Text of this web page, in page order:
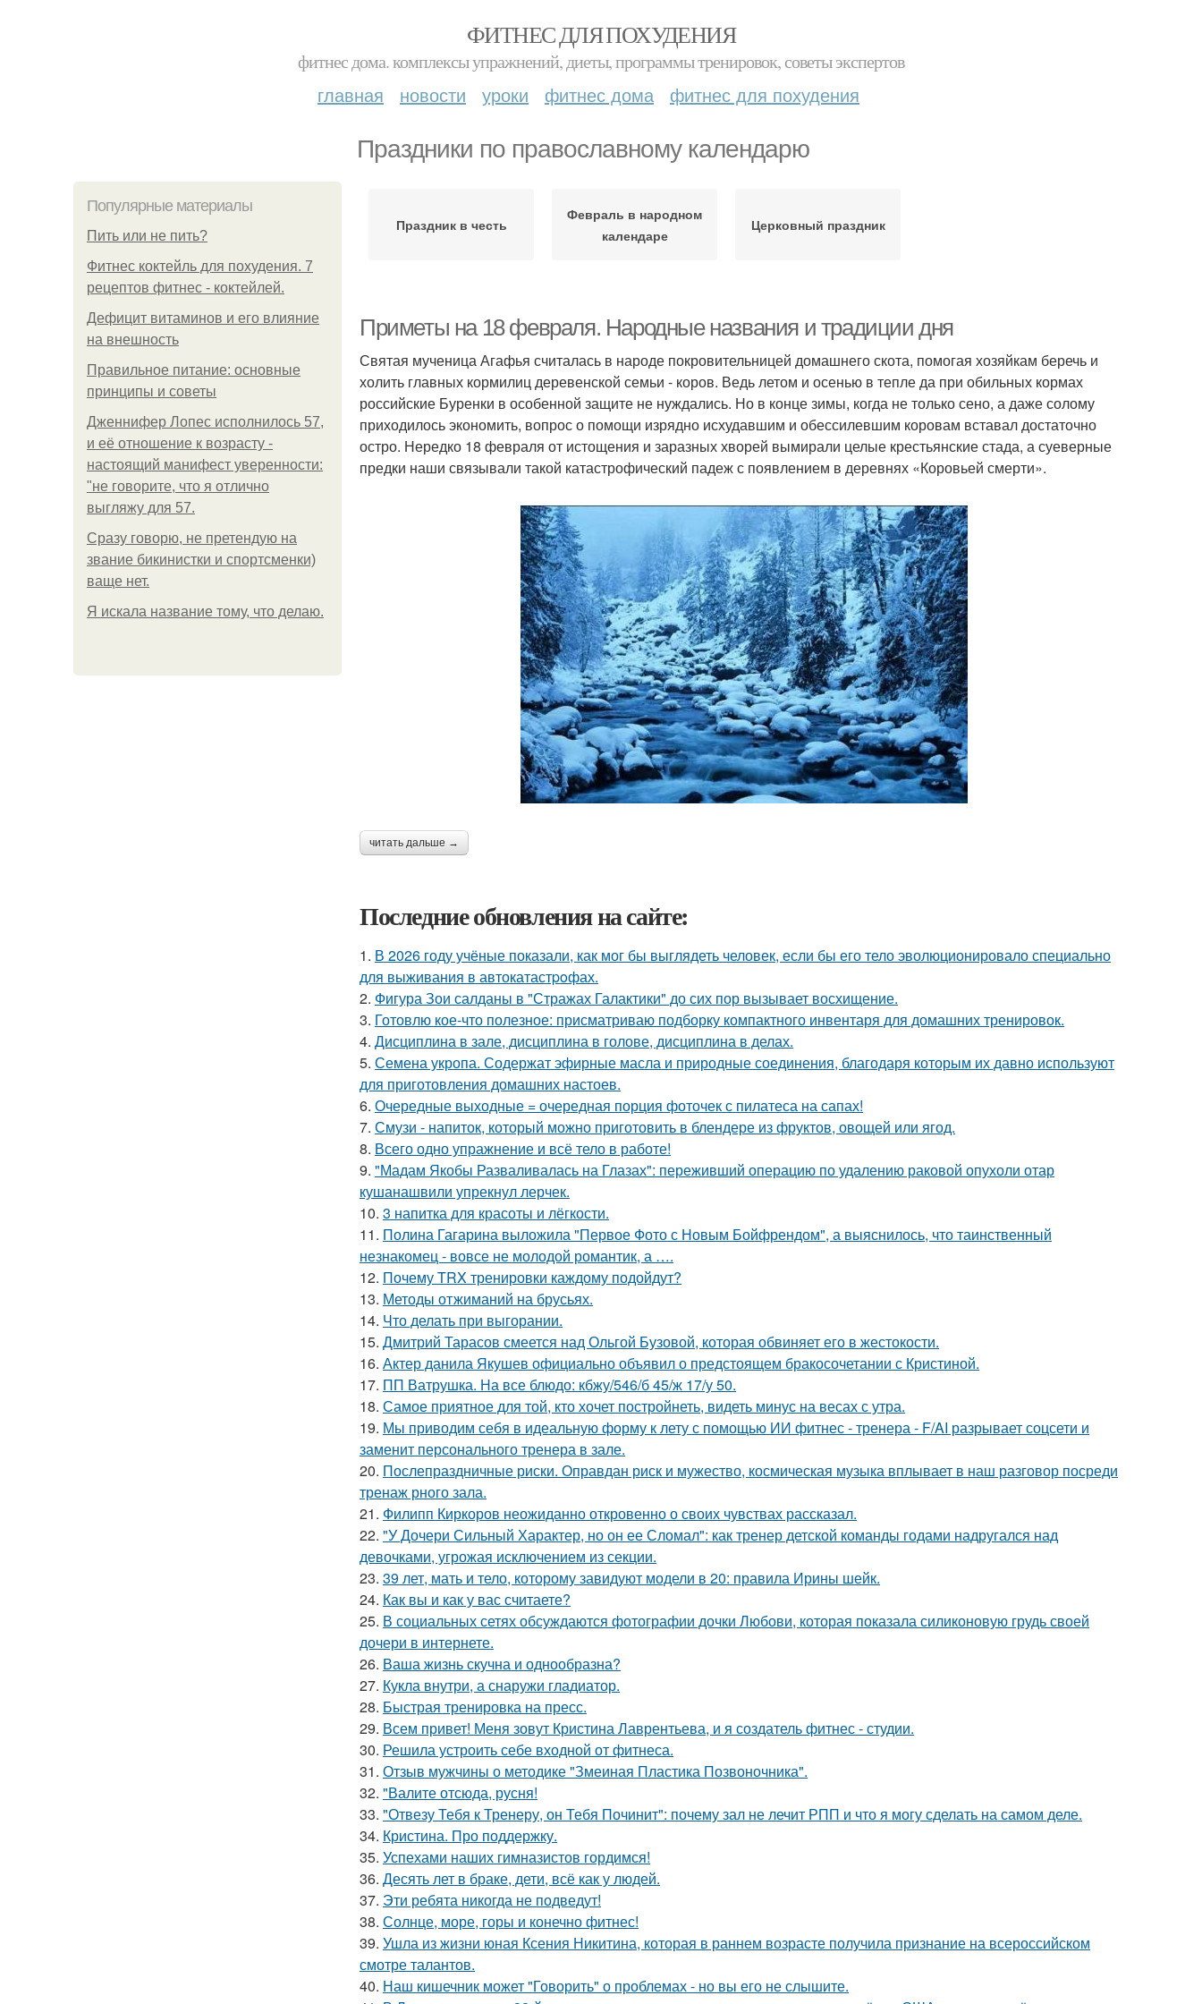
ФИТНЕС ДЛЯ ПОХУДЕНИЯ
фитнес дома. комплексы упражнений, диеты, программы тренировок, советы экспертов
главная новости уроки фитнес дома фитнес для похудения
Праздники по православному календарю
Популярные материалы
Пить или не пить?
Фитнес коктейль для похудения. 7
рецептов фитнес - коктейлей.
Дефицит витаминов и его влияние
на внешность
Правильное питание: основные
принципы и советы
Дженнифер Лопес исполнилось 57,
и её отношение к возрасту -
настоящий манифест уверенности:
"не говорите, что я отлично
выгляжу для 57.
Сразу говорю, не претендую на
звание бикинистки и спортсменки)
ваще нет.
Я искала название тому, что делаю.
Праздник в честь
Февраль в народном
календаре
Церковный праздник
Приметы на 18 февраля. Народные названия и традиции дня
Святая мученица Агафья считалась в народе покровительницей домашнего скота, помогая хозяйкам беречь и
холить главных кормилиц деревенской семьи - коров. Ведь летом и осенью в тепле да при обильных кормах
российские Буренки в особенной защите не нуждались. Но в конце зимы, когда не только сено, а даже солому
приходилось экономить, вопрос о помощи изрядно исхудавшим и обессилевшим коровам вставал достаточно
остро. Нередко 18 февраля от истощения и заразных хворей вымирали целые крестьянские стада, а суеверные
предки наши связывали такой катастрофический падеж с появлением в деревнях «Коровьей смерти».
читать дальше →
Последние обновления на сайте:
1. В 2026 году учёные показали, как мог бы выглядеть человек, если бы его тело эволюционировало специально
для выживания в автокатастpoфах.
2. Фигура Зои салданы в "Стражах Галактики" до сих пор вызывает восхищение.
3. Готовлю кое-что полезное: присматриваю подборку компактного инвентаря для домашних тренировок.
4. Дисциплина в зале, дисциплина в голове, дисциплина в делах.
5. Семена укропа. Содержат эфирные масла и природные соединения, благодаря которым их давно используют
для приготовления домашних настоев.
6. Очередные выходные = очередная порция фоточек с пилатеса на сапах!
7. Смузи - напиток, который можно приготовить в блендере из фруктов, овощей или ягод.
8. Всего одно упражнение и всё тело в работе!
9. "Мадам Якобы Разваливалась на Глазах": переживший операцию по удалению раковой опухоли отар
кушанашвили упрекнул лерчек.
10. 3 напитка для красоты и лёгкости.
11. Полина Гагарина выложила "Первое Фото с Новым Бойфрендом", а выяснилось, что таинственный
незнакомец - вовсе не молодой романтик, а ….
12. Почему TRX тренировки каждому подойдут?
13. Методы отжиманий на брусьях.
14. Что делать при выгорании.
15. Дмитрий Тарасов смеется над Ольгой Бузовой, которая обвиняет его в жестокости.
16. Актер данила Якушев официально объявил о предстоящем бракосочетании с Кристиной.
17. ПП Ватрушка. На все блюдо: кбжу/546/б 45/ж 17/у 50.
18. Самое приятное для той, кто хочет постройнеть, видеть минус на весах с утра.
19. Мы приводим себя в идеальную форму к лету с помощью ИИ фитнес - тренера - F/AI разрывает соцсети и
заменит персонального тренера в зале.
20. Послепраздничные риски. Оправдан риск и мужество, космическая музыка вплывает в наш разговор посреди
тренаж рного зала.
21. Филипп Киркоров неожиданно откровенно о своих чувствах рассказал.
22. "У Дочери Сильный Характер, но он ее Сломал": как тренер детской команды годами надругался над
девочками, угрожая исключением из секции.
23. 39 лет, мать и тело, которому завидуют модели в 20: правила Ирины шейк.
24. Как вы и как у вас считаете?
25. В социальных сетях обсуждаются фотографии дочки Любови, которая показала силиконовую грудь своей
дочери в интернете.
26. Ваша жизнь скучна и однообразна?
27. Кукла внутри, а снаружи гладиатор.
28. Быстрая тренировка на пресс.
29. Всем привет! Меня зовут Кристина Лаврентьева, и я создатель фитнес - студии.
30. Решила устроить себе входной от фитнеса.
31. Отзыв мужчины о методике "Змеиная Пластика Позвоночника".
32. "Валите отсюда, русня!
33. "Отвезу Тебя к Тренеру, он Тебя Починит": почему зал не лечит РПП и что я могу сделать на самом деле.
34. Кристина. Про поддержку.
35. Успехами наших гимназистов гордимся!
36. Десять лет в браке, дети, всё как у людей.
37. Эти ребята никогда не подведут!
38. Солнце, море, горы и конечно фитнес!
39. Ушла из жизни юная Ксения Никитина, которая в раннем возрасте получила признание на всероссийском
смотре талантов.
40. Наш кишечник может "Говорить" о проблемах - но вы его не слышите.